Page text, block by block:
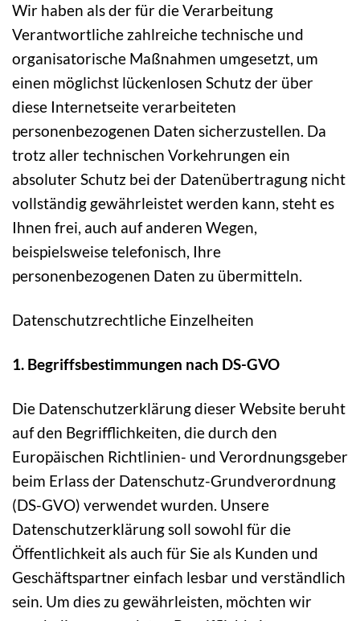
Wir haben als der für die Verarbeitung
Verantwortliche zahlreiche technische und
organisatorische Maßnahmen umgesetzt, um
einen möglichst lückenlosen Schutz der über
diese Internetseite verarbeiteten
personenbezogenen Daten sicherzustellen. Da
trotz aller technischen Vorkehrungen ein
absoluter Schutz bei der Datenübertragung nicht
vollständig gewährleistet werden kann, steht es
Ihnen frei, auch auf anderen Wegen,
beispielsweise telefonisch, Ihre
personenbezogenen Daten zu übermitteln.
Datenschutzrechtliche Einzelheiten
1. Begriffsbestimmungen nach DS-GVO
Die Datenschutzerklärung dieser Website beruht
auf den Begrifflichkeiten, die durch den
Europäischen Richtlinien- und Verordnungsgeber
beim Erlass der Datenschutz-Grundverordnung
(DS-GVO) verwendet wurden. Unsere
Datenschutzerklärung soll sowohl für die
Öffentlichkeit als auch für Sie als Kunden und
Geschäftspartner einfach lesbar und verständlich
sein. Um dies zu gewährleisten, möchten wir